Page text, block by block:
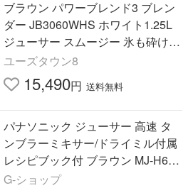
ブラウン パワーブレンド3 ブレン
ダー JB3060WHS ホワイト1.25L
ジューサー スムージー 氷も砕ける
人気 果物 野菜 操作簡
ユーズタウン8
15,490円 送料無料
パナソニック ジューサー 高速 タ
ンブラーミキサー/ドライミル付属
レシピブック付 ブラウン MJ-H600
-T
G-ショップ